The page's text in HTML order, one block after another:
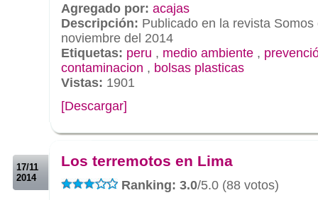
Agregado por: acajas
Descripción: Publicado en la revista Somos
noviembre del 2014
Etiquetas: peru , medio ambiente ,
contaminacion , bolsas plasticas
Vistas: 1901
[Descargar]
17/11
2014
Los terremotos en Lima
Ranking: 3.0/5.0 (88 votos)